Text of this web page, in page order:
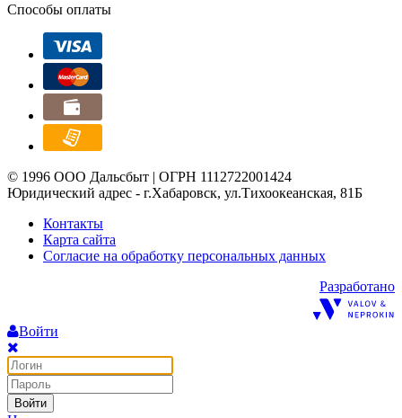
Способы оплаты
© 1996 ООО Дальсбыт | ОГРН 1112722001424
Юридический адрес - г.Хабаровск, ул.Тихоокеанская, 81Б
Контакты
Карта сайта
Согласие на обработку персональных данных
Разработано
Войти
Войти